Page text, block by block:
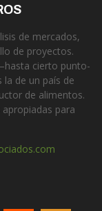
de mercados,
de proyectos.
cierto punto-
la de un país de
de alimentos.
para